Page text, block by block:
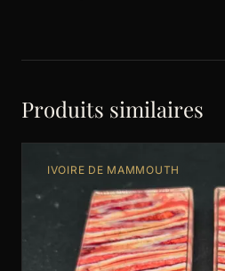
Produits similaires
IVOIRE DE MAMMOUTH